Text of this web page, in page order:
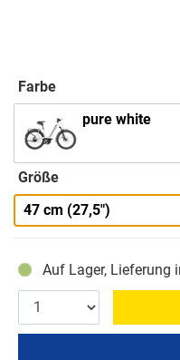
Farbe
pure white
Größe
47 cm (27,5")
Auf Lager, Lieferung